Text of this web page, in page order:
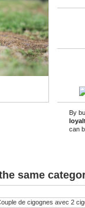
By
can
same